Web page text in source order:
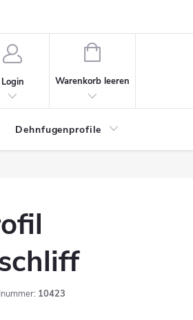
Login
WARENKORB
Warenkorb leeren
Dehnfugenprofile
10423